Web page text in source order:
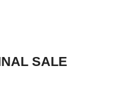
SALE